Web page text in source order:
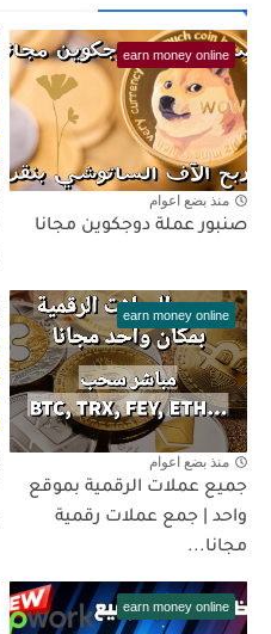
earn money online
منذ بضع اعوام
صنبور عملة دوجكوين مجانا
earn money online
منذ بضع اعوام
جميع عملات الرقمية بموقع
واحد | جمع عملات رقمية
مجانا...
earn money online